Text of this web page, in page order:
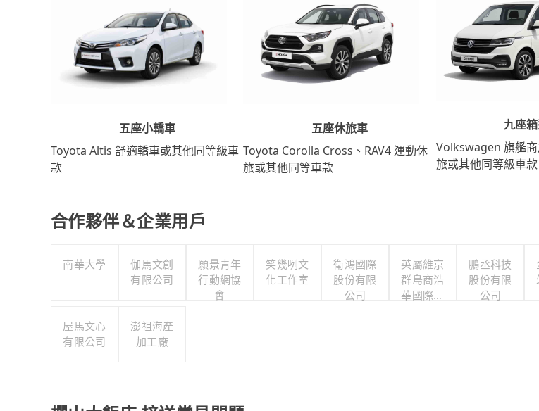
五座小轎車
Toyota Altis 舒適轎車或其他同等級車
款
五座休旅車
Toyota Corolla Cross、RAV4 運動休
旅或其他同等車款
九座
Volkswagen 旗艦
旅或其他同等級車款
合作夥伴＆企業用戶
南華大學
伽馬文創
有限公司
願景青年
行動網協
會
笑幾咧文
化工作室
衛鴻國際
股份有限
公司
英屬維京
群島商浩
華國際人
鵬丞科技
股份有限
公司
屋馬文心
有限公司
澎祖海產
加工廠